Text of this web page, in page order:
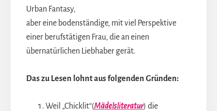
Urban Fantasy,
aber eine bodenständige, mit viel Perspektive
einer berufstätigen Frau, die an einen
übernatürlichen Liebhaber gerät.
Das zu Lesen lohnt aus folgenden Gründen:
Weil „Chicklit“(Mädelsliteratur) die